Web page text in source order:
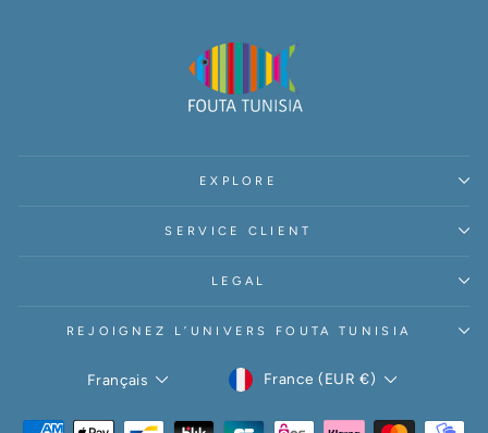
EXPLORE
SERVICE CLIENT
LEGAL
REJOIGNEZ L’UNIVERS FOUTA TUNISIA
LANGUE
Français DEVISE
France (EUR €)